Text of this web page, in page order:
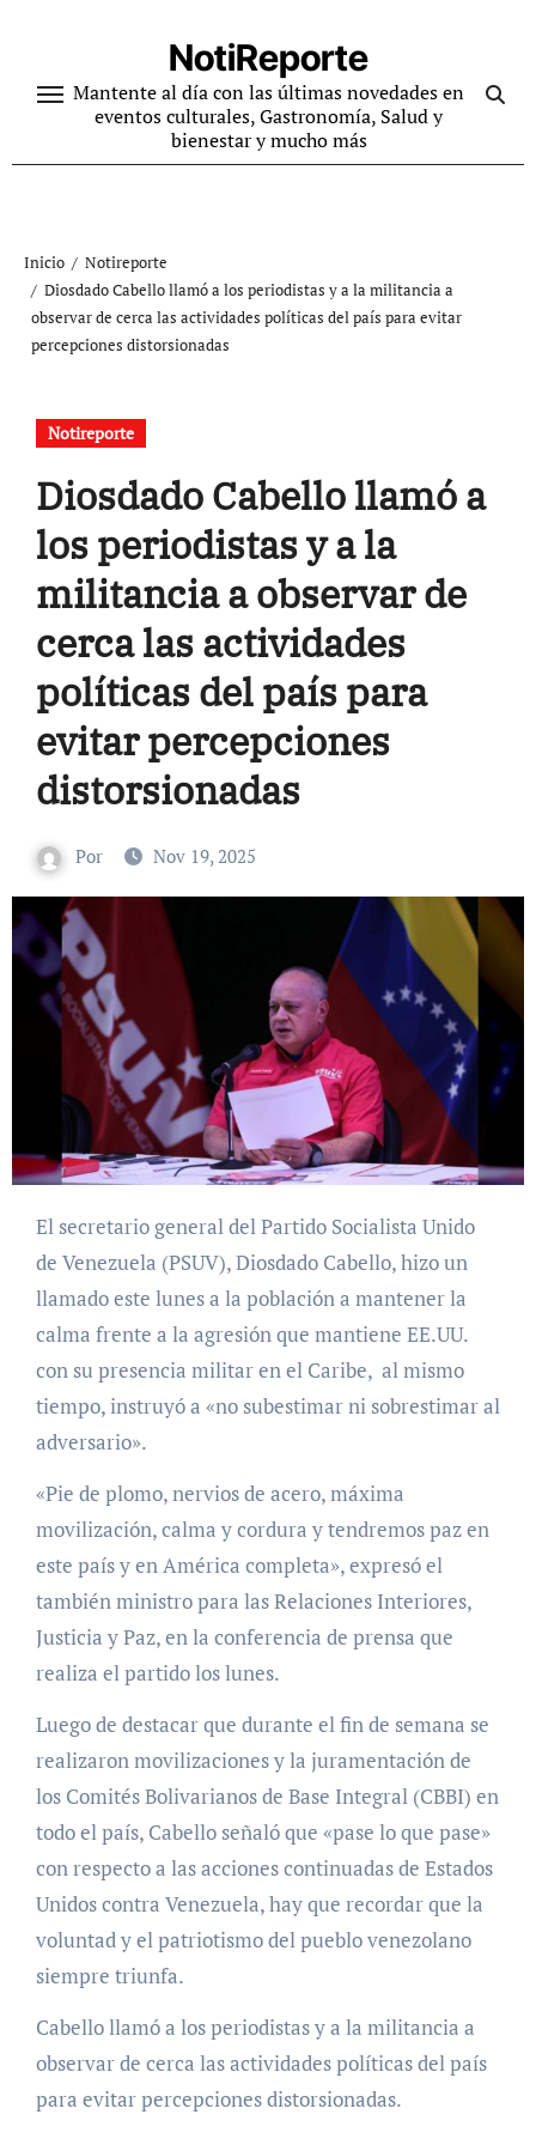
contenido
NotiReporte
Mantente al día con las últimas novedades en
eventos culturales, Gastronomía, Salud y
bienestar y mucho más
Inicio
Notireporte
Diosdado Cabello llamó a los periodistas y a la militancia a
observar de cerca las actividades políticas del país para evitar
percepciones distorsionadas
Notireporte
Diosdado Cabello llamó a
los periodistas y a la
militancia a observar de
cerca las actividades
políticas del país para
evitar percepciones
distorsionadas
Por Nov 19, 2025
El secretario general del Partido Socialista Unido
de Venezuela (PSUV), Diosdado Cabello, hizo un
llamado este lunes a la población a mantener la
calma frente a la agresión que mantiene EE.UU.
con su presencia militar en el Caribe, al mismo
tiempo, instruyó a «no subestimar ni sobrestimar al
adversario».
«Pie de plomo, nervios de acero, máxima
movilización, calma y cordura y tendremos paz en
este país y en América completa», expresó el
también ministro para las Relaciones Interiores,
Justicia y Paz, en la conferencia de prensa que
realiza el partido los lunes.
Luego de destacar que durante el fin de semana se
realizaron movilizaciones y la juramentación de
los Comités Bolivarianos de Base Integral (CBBI) en
todo el país, Cabello señaló que «pase lo que pase»
con respecto a las acciones continuadas de Estados
Unidos contra Venezuela, hay que recordar que la
voluntad y el patriotismo del pueblo venezolano
siempre triunfa.
Cabello llamó a los periodistas y a la militancia a
observar de cerca las actividades políticas del país
para evitar percepciones distorsionadas.